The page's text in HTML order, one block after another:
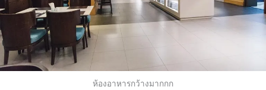
ห้องอาหารกว้างมากกก